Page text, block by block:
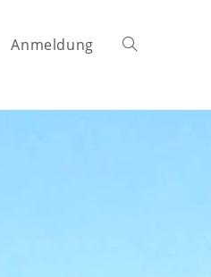
Anmeldung Website-
Suche